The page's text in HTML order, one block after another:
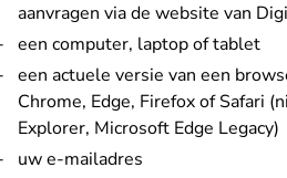
aanvragen via de website van
een computer, laptop of tablet
een actuele versie van een
Chrome, Edge, Firefox of Safari
Explorer, Microsoft Edge Legacy)
uw e-mailadres